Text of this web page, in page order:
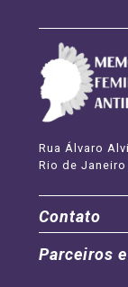
Rua Álvaro
Rio de Janeiro
Contato
Parceiros